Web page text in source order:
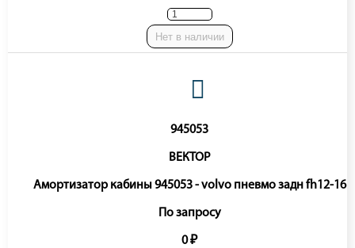
Нет в наличии
945053
ВЕКТОР
Амортизатор кабины 945053 - volvo пневмо задн fh12-16
По запросу
0 ₽